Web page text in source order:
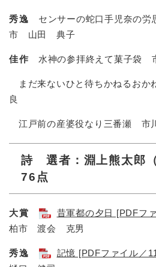
秀逸 センサーの蛇口手児奈の
市 山田 典子
佳作 水神の参拝終えて菓子袋
まだ来ないひと待ちかねるお
良​
江戸前の産婆役なり三番瀬 市
詩 選者：淵上熊太郎
76点
大賞 昔軍都の夕日 [PDFフ
柏市 渡会 克男
秀逸 記憶 [PDFファイル／